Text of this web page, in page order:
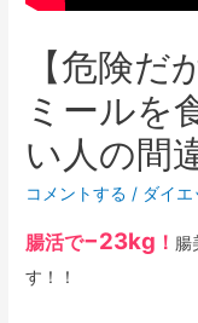
【危険だ
ミールを
い人の間
コメントする / ダイ
腸活で−23kg ！ 腸
す！！